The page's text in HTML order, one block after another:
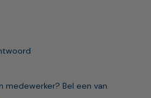
medewerker? Bel een van